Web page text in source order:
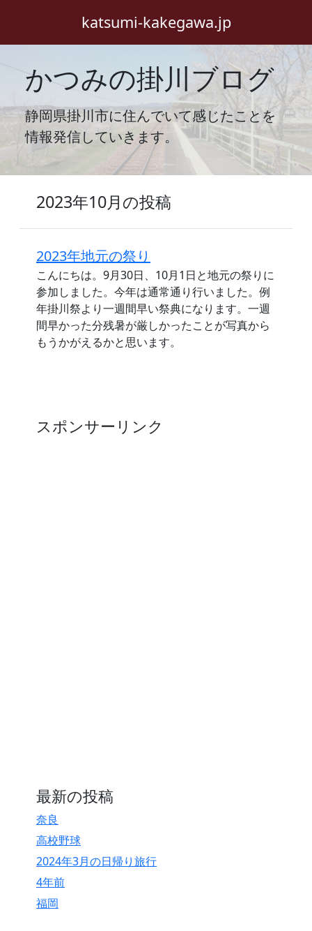
katsumi-kakegawa.jp
かつみの掛川ブログ
静岡県掛川市に住んでいて感じたことを
情報発信していきます。
2023年10月の投稿
2023年地元の祭り
こんにちは。9月30日、10月1日と地元の祭りに
参加しました。今年は通常通り行いました。例
年掛川祭より一週間早い祭典になります。一週
間早かった分残暑が厳しかったことが写真から
もうかがえるかと思います。
スポンサーリンク
最新の投稿
奈良
高校野球
2024年3月の日帰り旅行
4年前
福岡